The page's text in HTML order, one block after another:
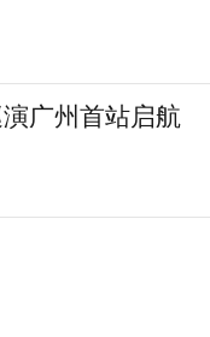
广州首站启航